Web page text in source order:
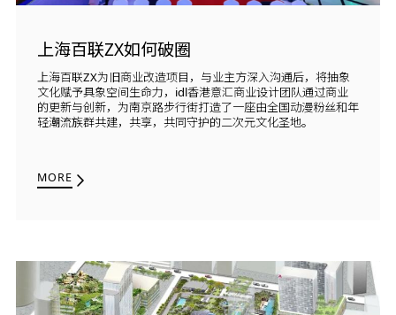
上海百联ZX如何破圈
上海百联ZX为旧商业改造项目，与业主方深入沟通后，将抽象
文化赋予具象空间生命力，idl香港意汇商业设计团队通过商业
的更新与创新，为南京路步行街打造了一座由全国动漫粉丝和年
轻潮流族群共建，共享，共同守护的二次元文化圣地。
MORE